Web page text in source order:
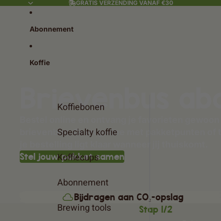
GRATIS VERZENDING VANAF €30
Abonnement
Koffie
Koffiebonen
Specialty koffie
Koffiecups
Abonnement
Brewing tools
Brievenbus
brievenbus. Geen gedoe met pakketpunten of
Stel jouw pakket samen
Bijdragen aan CO₂-opslag
Stap 1/2